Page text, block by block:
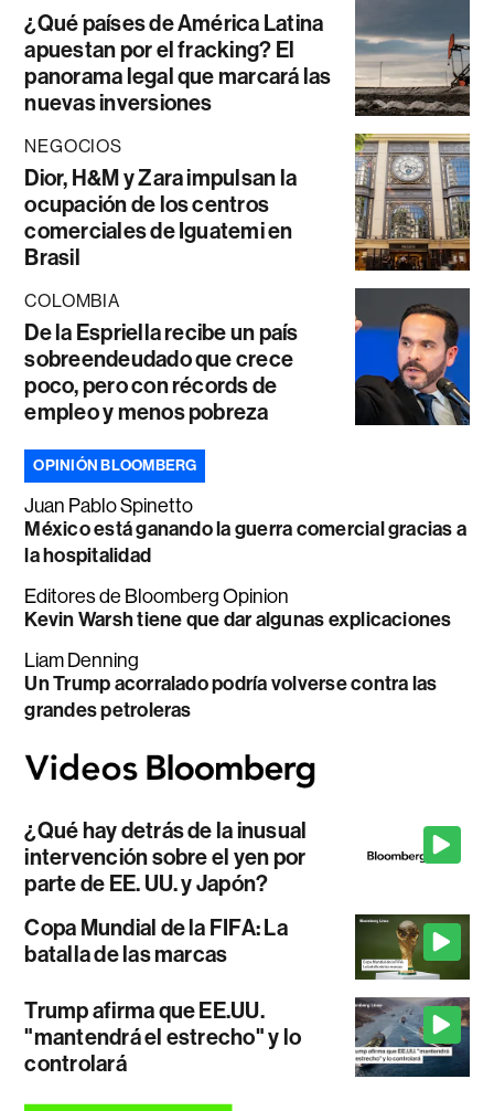
¿Qué países de América Latina
apuestan por el fracking? El
panorama legal que marcará las
nuevas inversiones
NEGOCIOS
Dior, H&M y Zara impulsan la
ocupación de los centros
comerciales de Iguatemi en
Brasil
COLOMBIA
De la Espriella recibe un país
sobreendeudado que crece
poco, pero con récords de
empleo y menos pobreza
OPINIÓN BLOOMBERG
Juan Pablo Spinetto
México está ganando la guerra comercial gracias a
la hospitalidad
Editores de Bloomberg Opinion
Kevin Warsh tiene que dar algunas explicaciones
Liam Denning
Un Trump acorralado podría volverse contra las
grandes petroleras
¿Qué hay detrás de la inusual
intervención sobre el yen por
parte de EE. UU. y Japón?
Copa Mundial de la FIFA: La
batalla de las marcas
Trump afirma que EE.UU.
"mantendrá el estrecho" y lo
controlará